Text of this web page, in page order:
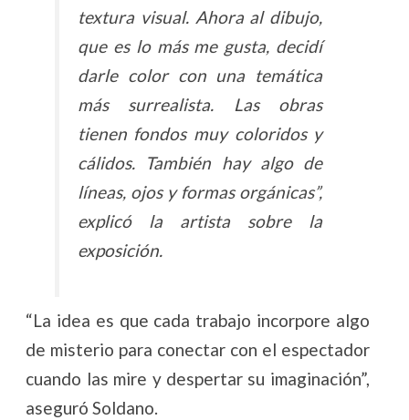
textura visual. Ahora al dibujo,
que es lo más me gusta, decidí
darle color con una temática
más surrealista. Las obras
tienen fondos muy coloridos y
cálidos. También hay algo de
líneas, ojos y formas orgánicas”,
explicó la artista sobre la
exposición.
“La idea es que cada trabajo incorpore algo
de misterio para conectar con el espectador
cuando las mire y despertar su imaginación”,
aseguró Soldano.